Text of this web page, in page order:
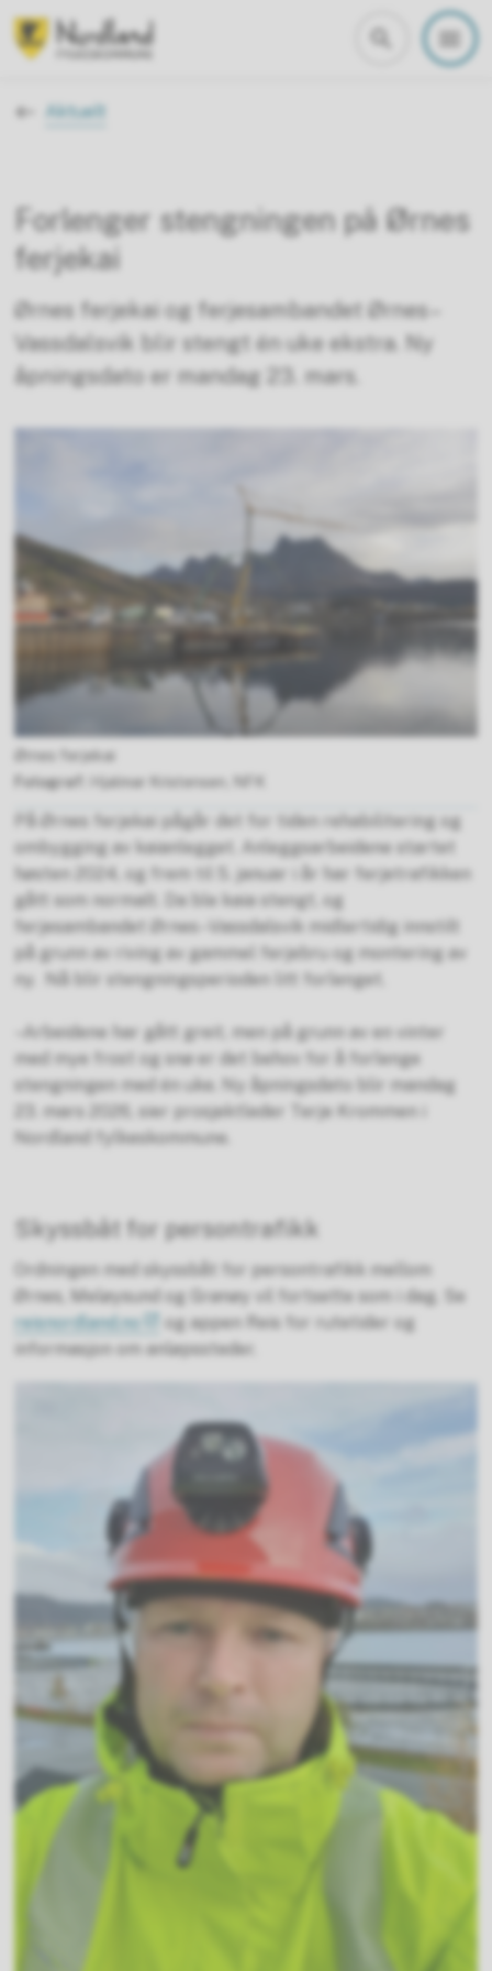
Du er her:
Aktuelt
Forlenger stengningen på Ørnes
ferjekai
Ørnes ferjekai og ferjesambandet Ørnes–
Vassdalsvik blir stengt én uke ekstra. Ny
åpningsdato er mandag 23. mars.
Ørnes ferjekai
Hjalmar Kristensen, NFK
På Ørnes ferjekai pågår det for tiden rehabilitering og
ombygging av kaianlegget. Anleggsarbeidene startet
høsten 2024, og frem til 5. januar i år har ferjetrafikken
gått som normalt. Da ble kaia stengt, og
ferjesambandet Ørnes–Vassdalsvik midlertidig innstilt
på grunn av riving av gammel ferjebru og montering av
ny. Nå blir stengningsperioden litt forlenget.
– Arbeidene har gått greit, men på grunn av en vinter
med mye frost og snø er det behov for å forlenge
stengningen med én uke. Ny åpningsdato blir mandag
23. mars 2026, sier prosjektleder Terje Krommen i
Nordland fylkeskommune.
Skyssbåt for persontrafikk
Ordningen med skyssbåt for persontrafikk mellom
Ørnes, Meløysund og Grønøy vil fortsette som i dag. Se
reisnordland.no
og appen Reis for rutetider og
informasjon om anløpssteder.